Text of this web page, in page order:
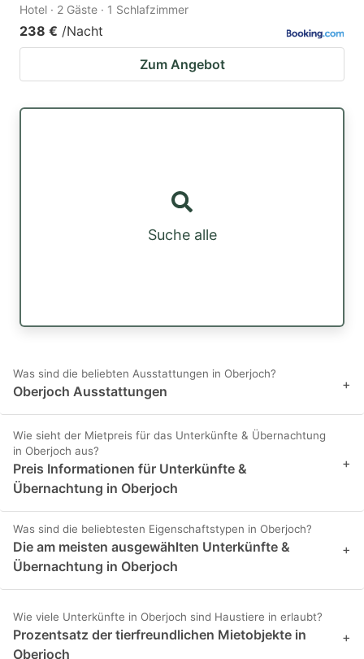
Hotel · 2 Gäste · 1 Schlafzimmer
238 € /Nacht
Zum Angebot
Suche alle
Was sind die beliebten Ausstattungen in Oberjoch?
Oberjoch Ausstattungen +
Wie sieht der Mietpreis für das Unterkünfte & Übernachtung
in Oberjoch aus?
Preis Informationen für Unterkünfte &
Übernachtung in Oberjoch
+
Was sind die beliebtesten Eigenschaftstypen in Oberjoch?
Die am meisten ausgewählten Unterkünfte &
Übernachtung in Oberjoch
+
Wie viele Unterkünfte in Oberjoch sind Haustiere in erlaubt?
Prozentsatz der tierfreundlichen Mietobjekte in
Oberjoch
+